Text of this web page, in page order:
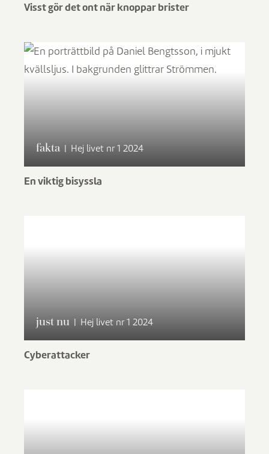
Visst gör det ont när knoppar brister
fakta | Hej livet nr 1 2024
En viktig bisyssla
just nu | Hej livet nr 1 2024
Cyberattacker